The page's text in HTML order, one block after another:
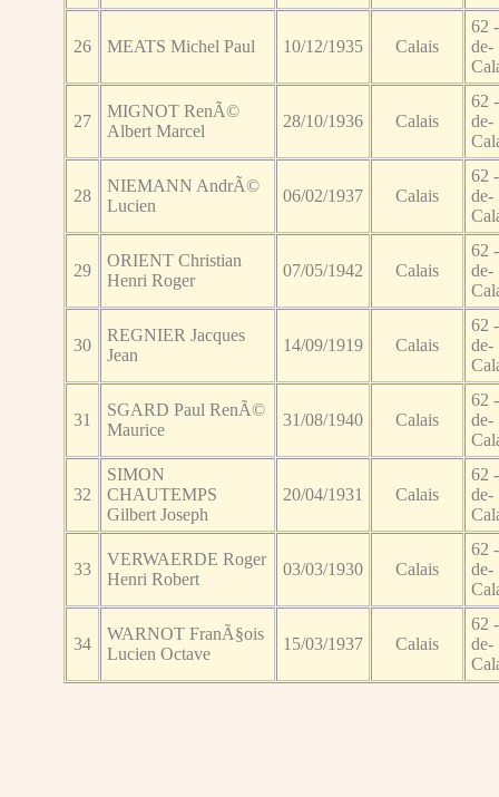
26 MEATS Michel Paul 10/12/1935 Calais
62
de-
27
MIGNOT RenÃ©
Albert Marcel
28/10/1936 Calais
62
de-
28
NIEMANN AndrÃ©
Lucien
06/02/1937 Calais
62
de-
29
ORIENT Christian
Henri Roger
07/05/1942 Calais
62
de-
30
REGNIER Jacques
Jean
14/09/1919 Calais
62
de-
31
SGARD Paul RenÃ©
Maurice
31/08/1940 Calais
62
de-
32
SIMON
CHAUTEMPS
Gilbert Joseph
20/04/1931 Calais
62
de-
33
VERWAERDE Roger
Henri Robert
03/03/1930 Calais
62
de-
34
WARNOT FranÃ§ois
Lucien Octave
15/03/1937 Calais
62
de-